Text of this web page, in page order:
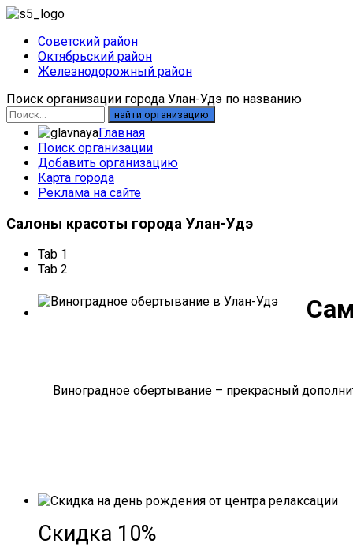
Советский район
Октябрьский район
Железнодорожный район
Поиск организации города Улан-Удэ по названию
найти организацию
Главная
Поиск организации
Добавить организацию
Карта города
Реклама на сайте
Салоны красоты города Улан-Удэ
Tab 1
Tab 2
Виноградное обертывание – прекрасный
Скидка 10%